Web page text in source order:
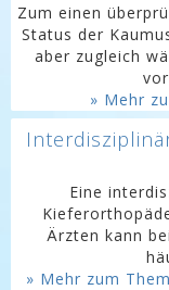
Zum einen
Status der
aber zugleich
» Mehr
Eine
Ärzten kann
» Mehr zum